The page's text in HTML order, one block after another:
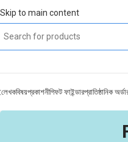
Skip to main content
লেখকবিষয়প্রকাশনীগিফট ফাইন্ডারপ্রাতিষ্ঠানিক